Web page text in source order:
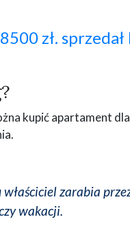
zł.
kupić apartament
zarabia
wakacji.